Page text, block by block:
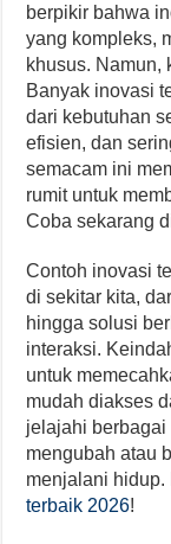
berpikir bahwa
yang kompleks,
khusus. Namun,
Banyak inovasi
dari kebutuhan
efisien, dan
semacam ini
rumit untuk
Coba sekarang
Contoh inovasi
di sekitar kita,
hingga solusi
interaksi.
untuk
mudah diakses
jelajahi
mengubah atau
menjalani
terbaik 2026!